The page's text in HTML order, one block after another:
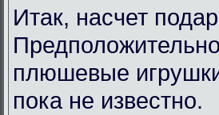
Итак, насчет
плюшевые
пока не известно.